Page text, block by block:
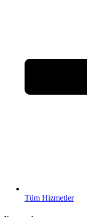
Tüm Hizmetler